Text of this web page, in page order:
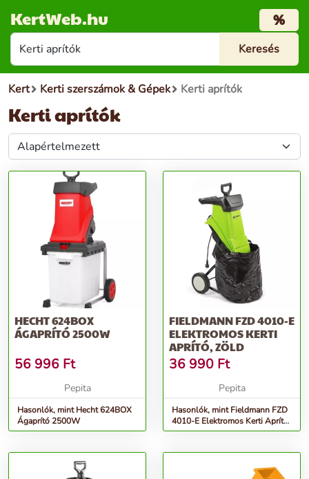
KertWeb.hu %
Kert Kerti szerszámok & Gépek Kerti aprítók
Kerti aprítók
HECHT 624BOX
ÁGAPRÍTÓ 2500W
56 996 Ft
Pepita
Hasonlók, mint Hecht 624BOX
Ágaprító 2500W
FIELDMANN FZD 4010-E
ELEKTROMOS KERTI
APRÍTÓ, ZÖLD
36 990 Ft
Pepita
Hasonlók, mint Fieldmann FZD
4010-E Elektromos Kerti Aprító,
Zöld